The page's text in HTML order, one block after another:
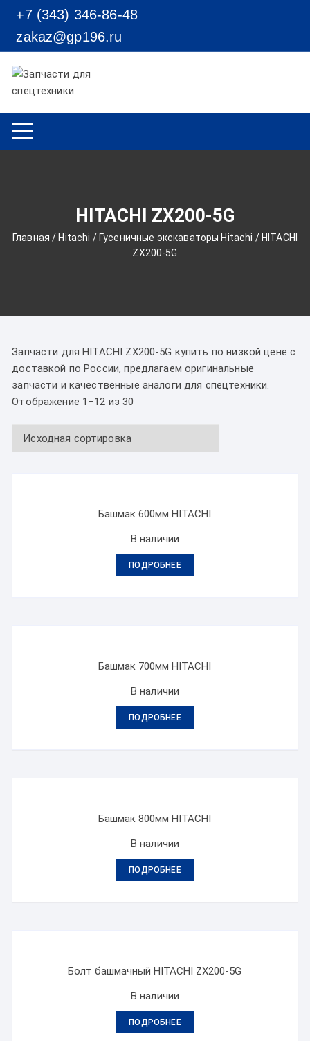
Перейти к содержимому
+7 (343) 346-86-48
zakaz@gp196.ru
HITACHI ZX200-5G
Главная / Hitachi / Гусеничные экскаваторы Hitachi / HITACHI
ZX200-5G
Запчасти для HITACHI ZX200-5G купить по низкой цене с
доставкой по России, предлагаем оригинальные
запчасти и качественные аналоги для спецтехники.
Отображение 1–12 из 30
Башмак 600мм HITACHI
В наличии
ПОДРОБНЕЕ
Башмак 700мм HITACHI
В наличии
ПОДРОБНЕЕ
Башмак 800мм HITACHI
В наличии
ПОДРОБНЕЕ
Болт башмачный HITACHI ZX200-5G
В наличии
ПОДРОБНЕЕ